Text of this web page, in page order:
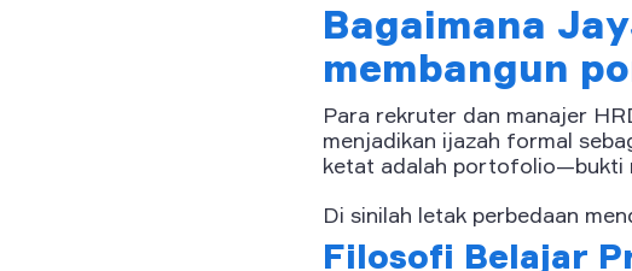
Bagaimana
membangun
Para rekruter dan manajer
menjadikan ijazah formal
ketat adalah portofolio—bukti
Di sinilah letak perbedaan
Filosofi Belajar